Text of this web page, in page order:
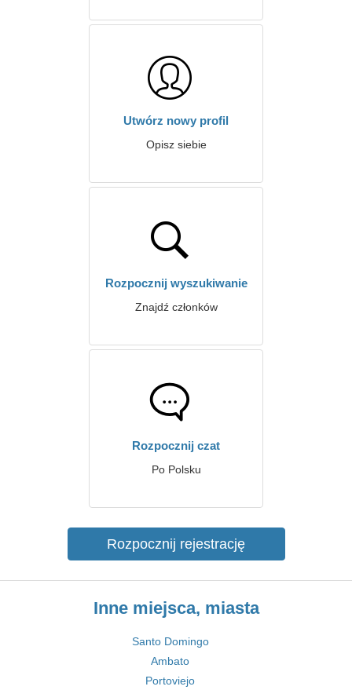
Utwórz nowy profil
Opisz siebie
Rozpocznij wyszukiwanie
Znajdź członków
Rozpocznij czat
Po Polsku
Rozpocznij rejestrację
Inne miejsca, miasta
Santo Domingo
Ambato
Portoviejo